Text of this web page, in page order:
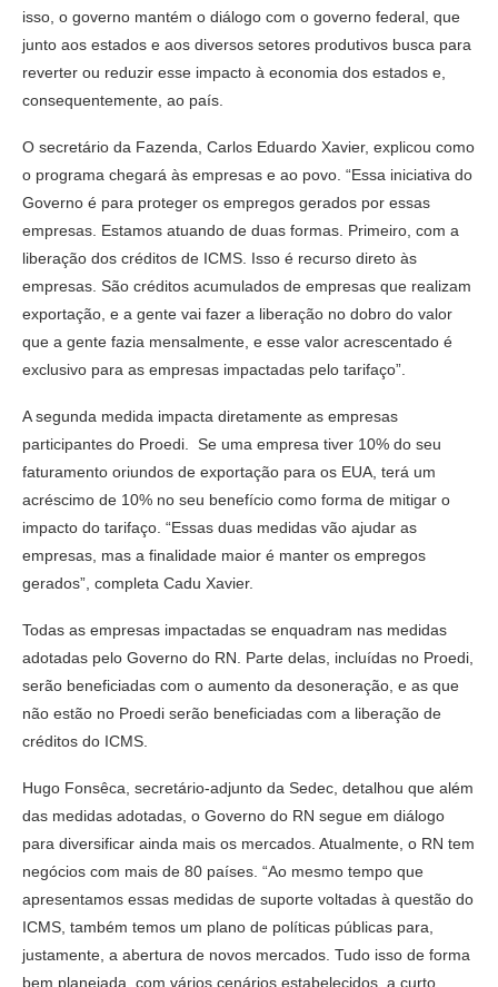
isso, o governo mantém o diálogo com o governo federal, que
junto aos estados e aos diversos setores produtivos busca para
reverter ou reduzir esse impacto à economia dos estados e,
consequentemente, ao país.
O secretário da Fazenda, Carlos Eduardo Xavier, explicou como
o programa chegará às empresas e ao povo. “Essa iniciativa do
Governo é para proteger os empregos gerados por essas
empresas. Estamos atuando de duas formas. Primeiro, com a
liberação dos créditos de ICMS. Isso é recurso direto às
empresas. São créditos acumulados de empresas que realizam
exportação, e a gente vai fazer a liberação no dobro do valor
que a gente fazia mensalmente, e esse valor acrescentado é
exclusivo para as empresas impactadas pelo tarifaço”.
A segunda medida impacta diretamente as empresas
participantes do Proedi. Se uma empresa tiver 10% do seu
faturamento oriundos de exportação para os EUA, terá um
acréscimo de 10% no seu benefício como forma de mitigar o
impacto do tarifaço. “Essas duas medidas vão ajudar as
empresas, mas a finalidade maior é manter os empregos
gerados”, completa Cadu Xavier.
Todas as empresas impactadas se enquadram nas medidas
adotadas pelo Governo do RN. Parte delas, incluídas no Proedi,
serão beneficiadas com o aumento da desoneração, e as que
não estão no Proedi serão beneficiadas com a liberação de
créditos do ICMS.
Hugo Fonsêca, secretário-adjunto da Sedec, detalhou que além
das medidas adotadas, o Governo do RN segue em diálogo
para diversificar ainda mais os mercados. Atualmente, o RN tem
negócios com mais de 80 países. “Ao mesmo tempo que
apresentamos essas medidas de suporte voltadas à questão do
ICMS, também temos um plano de políticas públicas para,
justamente, a abertura de novos mercados. Tudo isso de forma
bem planejada, com vários cenários estabelecidos, a curto,